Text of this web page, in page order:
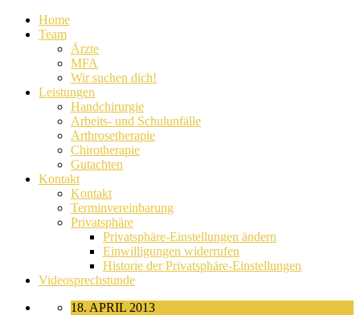
Home
Team
Ärzte
MFA
Wir suchen dich!
Leistungen
Handchirurgie
Arbeits- und Schulunfälle
Arthrosetherapie
Chirotherapie
Gutachten
Kontakt
Kontakt
Terminvereinbarung
Privatsphäre
Privatsphäre-Einstellungen ändern
Einwilligungen widerrufen
Historie der Privatsphäre-Einstellungen
Videosprechstunde
18. APRIL 2013